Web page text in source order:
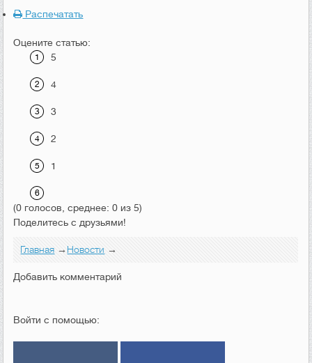
Распечатать
Оцените статью:
5
4
3
2
1
(0 голосов, среднее: 0 из 5)
Поделитесь с друзьями!
Главная →Новости →
Добавить комментарий
Войти с помощью: